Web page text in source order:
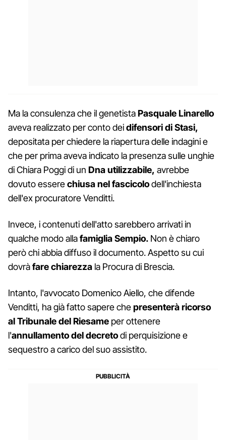
Ma la consulenza che il genetistaPasquale Linarello
aveva realizzato per conto deidifensori di Stasi,
depositata per chiedere la riapertura delle indagini e
che per prima aveva indicato la presenza sulle unghie
di Chiara Poggi di un Dna utilizzabile, avrebbe
dovuto esserechiusa nel fascicolodell'inchiesta
dell'ex procuratore Venditti.
Invece, i contenuti dell'atto sarebbero arrivati in
qualche modo allafamiglia Sempio. Non è chiaro
però chi abbia diffuso il documento. Aspetto su cui
dovràfarechiarezza la Procura di Brescia.
Intanto, l'avvocato Domenico Aiello, che difende
Venditti, ha già fatto sapere chepresenterà ricorso
al Tribunale del Riesame per ottenere
l'annullamento del decretodi perquisizione e
sequestro a carico del suo assistito.